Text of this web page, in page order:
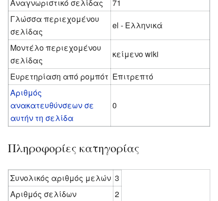
Αναγνωριστικό σελίδας
71
Γλώσσα περιεχομένου
σελίδας
el - Ελληνικά
Μοντέλο περιεχομένου
σελίδας
κείμενο wiki
Ευρετηρίαση από ρομπότ Επιτρεπτό
Αριθμός
ανακατευθύνσεων σε
αυτήν τη σελίδα
0
Πληροφορίες κατηγορίας
Συνολικός αριθμός μελών 3
Αριθμός σελίδων
2